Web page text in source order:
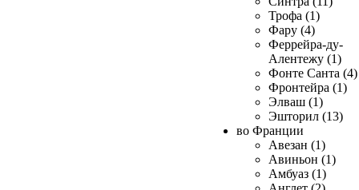
Трофа (1)
Фару (4)
Феррейра-ду-
Алентежу (1)
Фонте Санта (4)
Фронтейра (1)
Элваш (1)
Эшторил (13)
во Франции
Авезан (1)
Авиньон (1)
Амбуаз (1)